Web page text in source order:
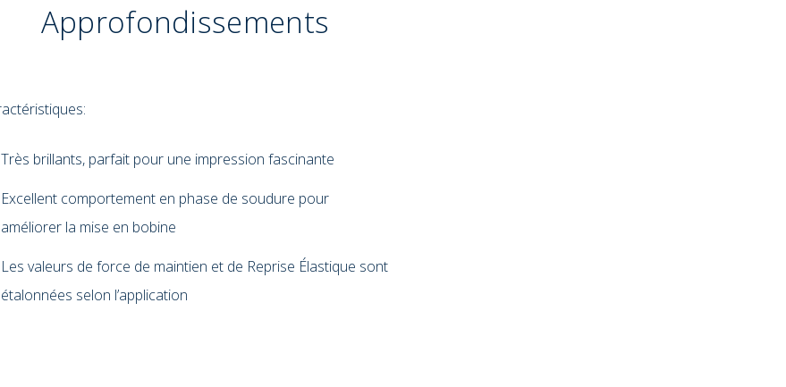
Approfondissements
Très brillants, parfait pour une impression fascinante
Excellent comportement en phase de soudure pour
améliorer la mise en bobine
Les valeurs de force de maintien et de Reprise Élastique sont
étalonnées selon l’application